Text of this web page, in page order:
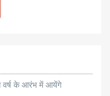
वर्ष के आरंभ में आयेंगे